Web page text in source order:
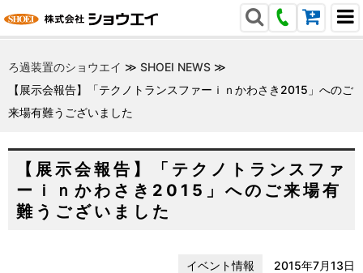
ろ過装置のショウエイ ≫ SHOEI NEWS ≫
【展示会報告】「テクノトランスファーｉｎかわさき2015」へのご
来場有難うございました
【展示会報告】「テクノトランスファ
ーｉｎかわさき2015」へのご来場有
難うございました
イベント情報 2015年7月13日